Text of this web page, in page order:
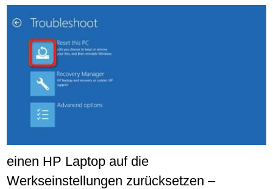
einen HP Laptop auf die
Werkseinstellungen zurücksetzen –